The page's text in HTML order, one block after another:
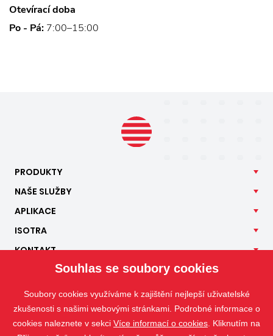
Otevírací doba
Po - Pá: 7:00–15:00
PRODUKTY
NAŠE SLUŽBY
APLIKACE
ISOTRA
KONTAKT
Souhlas se soubory cookies
Soubory cookies využíváme k zajištění nejlepší uživatelské
zkušenosti s našimi webovými stránkami. Podrobné informace o
cookies naleznete v sekci Více informací o cookies . Kliknutím na